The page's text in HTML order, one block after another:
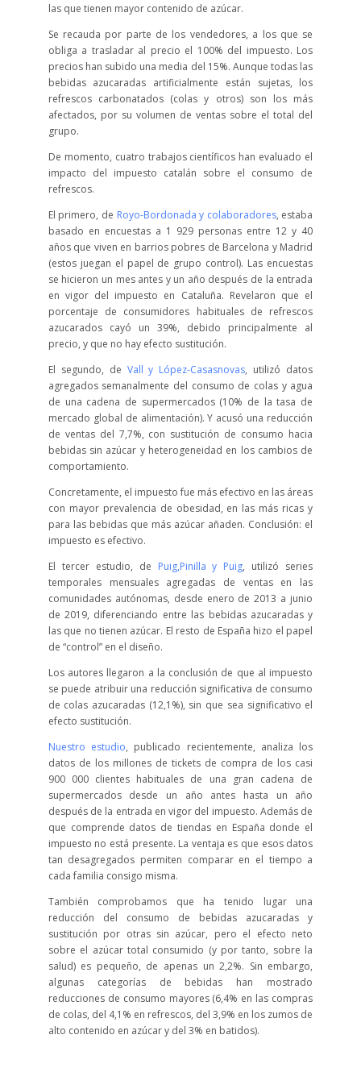
las que tienen mayor contenido de azúcar.
Se recauda por parte de los vendedores, a los que se
obliga a trasladar al precio el 100% del impuesto. Los
precios han subido una media del 15%. Aunque todas las
bebidas azucaradas artificialmente están sujetas, los
refrescos carbonatados (colas y otros) son los más
afectados, por su volumen de ventas sobre el total del
grupo.
De momento, cuatro trabajos científicos han evaluado el
impacto del impuesto catalán sobre el consumo de
refrescos.
El primero, de Royo-Bordonada y colaboradores, estaba
basado en encuestas a 1 929 personas entre 12 y 40
años que viven en barrios pobres de Barcelona y Madrid
(estos juegan el papel de grupo control). Las encuestas
se hicieron un mes antes y un año después de la entrada
en vigor del impuesto en Cataluña. Revelaron que el
porcentaje de consumidores habituales de refrescos
azucarados cayó un 39%, debido principalmente al
precio, y que no hay efecto sustitución.
El segundo, de Vall y López-Casasnovas, utilizó datos
agregados semanalmente del consumo de colas y agua
de una cadena de supermercados (10% de la tasa de
mercado global de alimentación). Y acusó una reducción
de ventas del 7,7%, con sustitución de consumo hacia
bebidas sin azúcar y heterogeneidad en los cambios de
comportamiento.
Concretamente, el impuesto fue más efectivo en las áreas
con mayor prevalencia de obesidad, en las más ricas y
para las bebidas que más azúcar añaden. Conclusión: el
impuesto es efectivo.
El tercer estudio, de Puig,Pinilla y Puig, utilizó series
temporales mensuales agregadas de ventas en las
comunidades autónomas, desde enero de 2013 a junio
de 2019, diferenciando entre las bebidas azucaradas y
las que no tienen azúcar. El resto de España hizo el papel
de “control” en el diseño.
Los autores llegaron a la conclusión de que al impuesto
se puede atribuir una reducción significativa de consumo
de colas azucaradas (12,1%), sin que sea significativo el
efecto sustitución.
Nuestro estudio, publicado recientemente, analiza los
datos de los millones de tickets de compra de los casi
900 000 clientes habituales de una gran cadena de
supermercados desde un año antes hasta un año
después de la entrada en vigor del impuesto. Además de
que comprende datos de tiendas en España donde el
impuesto no está presente. La ventaja es que esos datos
tan desagregados permiten comparar en el tiempo a
cada familia consigo misma.
También comprobamos que ha tenido lugar una
reducción del consumo de bebidas azucaradas y
sustitución por otras sin azúcar, pero el efecto neto
sobre el azúcar total consumido (y por tanto, sobre la
salud) es pequeño, de apenas un 2,2%. Sin embargo,
algunas categorías de bebidas han mostrado
reducciones de consumo mayores (6,4% en las compras
de colas, del 4,1% en refrescos, del 3,9% en los zumos de
alto contenido en azúcar y del 3% en batidos).